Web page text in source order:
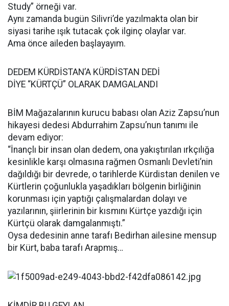
Study” örneği var.
Aynı zamanda bugün Silivri’de yazılmakta olan bir
siyasi tarihe ışık tutacak çok ilginç olaylar var.
Ama önce aileden başlayayım.
DEDEM KÜRDİSTAN’A KÜRDİSTAN DEDİ
DİYE “KÜRTÇÜ” OLARAK DAMGALANDI
BİM Mağazalarının kurucu babası olan Aziz Zapsu’nun
hikayesi dedesi Abdurrahim Zapsu’nun tanımı ile
devam ediyor:
“İnançlı bir insan olan dedem, ona yakıştırılan ırkçılığa
kesinlikle karşı olmasına rağmen Osmanlı Devleti’nin
dağıldığı bir devrede, o tarihlerde Kürdistan denilen ve
Kürtlerin çoğunlukla yaşadıkları bölgenin birliğinin
korunması için yaptığı çalışmalardan dolayı ve
yazılarının, şiirlerinin bir kısmını Kürtçe yazdığı için
Kürtçü olarak damgalanmıştı.”
Oysa dedesinin anne tarafı Bedirhan ailesine mensup
bir Kürt, baba tarafı Arapmış…